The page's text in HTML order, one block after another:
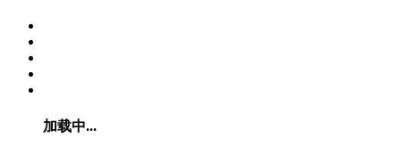
加载中...